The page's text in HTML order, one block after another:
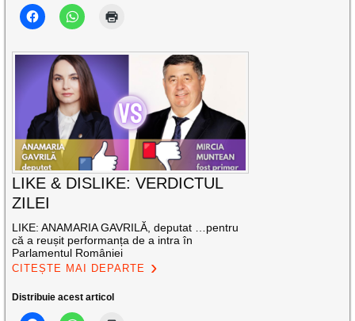
LIKE & DISLIKE: VERDICTUL
ZILEI
LIKE: ANAMARIA GAVRILĂ, deputat …pentru
că a reușit performanța de a intra în
Parlamentul României
CITEȘTE MAI DEPARTE
Distribuie acest articol